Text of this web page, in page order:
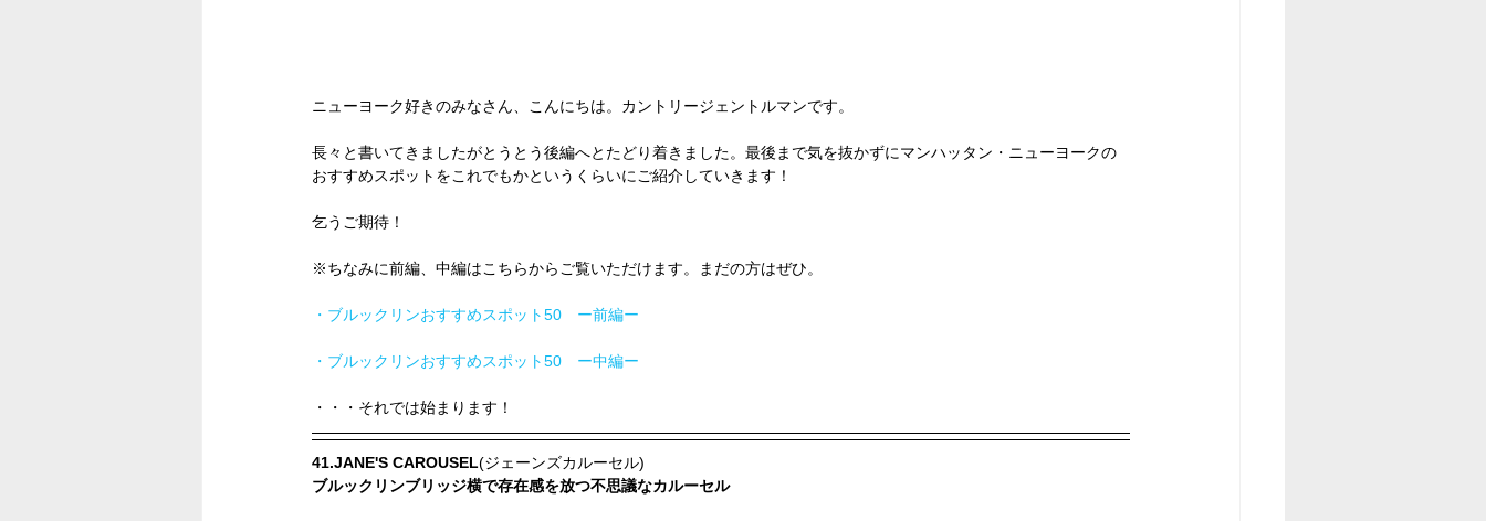
ニューヨーク好きのみなさん、こんにちは。カントリージェントルマンです。
長々と書いてきましたがとうとう後編へとたどり着きました。最後まで気を抜かずにマンハッタン・ニューヨークの
おすすめスポットをこれでもかというくらいにご紹介していきます！
乞うご期待！
※ちなみに前編、中編はこちらからご覧いただけます。まだの方はぜひ。
・ブルックリンおすすめスポット50　ー前編ー
・ブルックリンおすすめスポット50　ー中編ー
・・・それでは始まります！
41.JANE'S CAROUSEL(ジェーンズカルーセル)
ブルックリンブリッジ横で存在感を放つ不思議なカルーセル